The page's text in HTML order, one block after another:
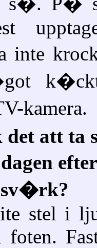
kamera.
det att ta
stel i